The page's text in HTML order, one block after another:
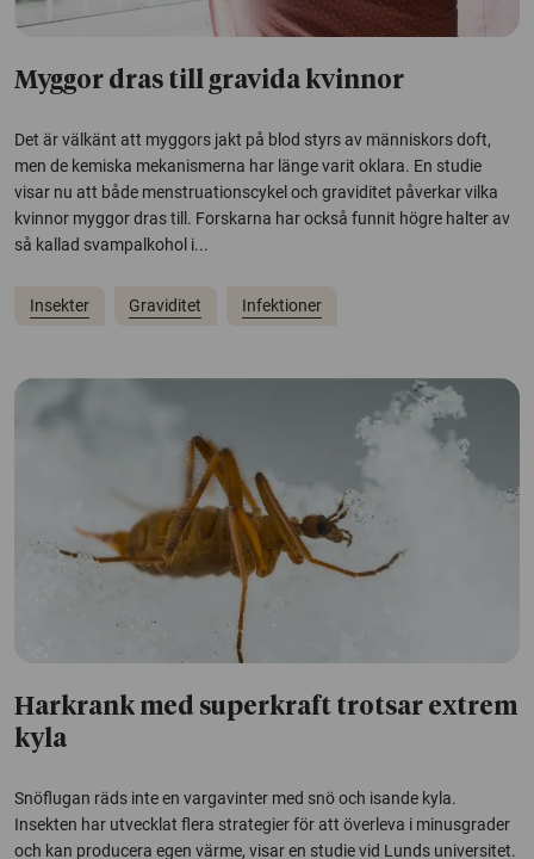
Myggor dras till gravida kvinnor
Det är välkänt att myggors jakt på blod styrs av människors doft,
men de kemiska mekanismerna har länge varit oklara. En studie
visar nu att både menstruationscykel och graviditet påverkar vilka
kvinnor myggor dras till. Forskarna har också funnit högre halter av
så kallad svampalkohol i...
Insekter Graviditet Infektioner
Harkrank med superkraft trotsar extrem
kyla
Snöflugan räds inte en vargavinter med snö och isande kyla.
Insekten har utvecklat flera strategier för att överleva i minusgrader
och kan producera egen värme, visar en studie vid Lunds universitet.